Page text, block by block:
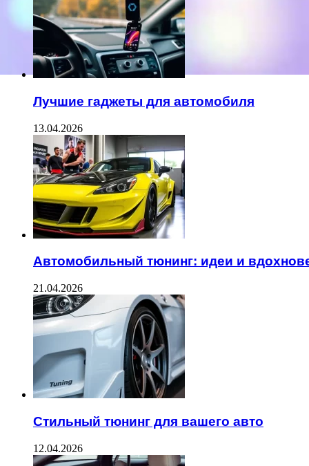
Лучшие гаджеты для автомобиля
13.04.2026
Автомобильный тюнинг: идеи и
21.04.2026
Стильный тюнинг для вашего авто
12.04.2026